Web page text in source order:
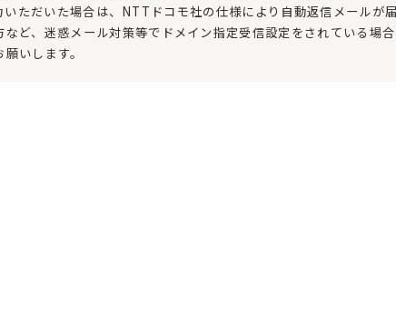
ただいた場合は、NTTドコモ社の仕様により自動返信メールが届
など、迷惑メール対策等でドメイン指定受信設定をされている
いします。